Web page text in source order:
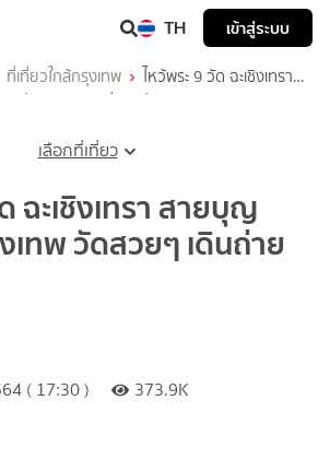
TH เข้าสู่ระบบ
ที่เที่ยวใกล้กรุงเทพ
ไหว้พระ 9 วัด ฉะเชิงเทรา
พ วัดสวยๆ เดินถ่ายรูปชิล
เลือกที่เที่ยว
ฉะเชิงเทรา สายบุญ
เทพ วัดสวยๆ เดินถ่าย
( 17:30 )
373.9K